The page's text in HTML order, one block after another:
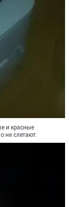
и красные
не слетают.